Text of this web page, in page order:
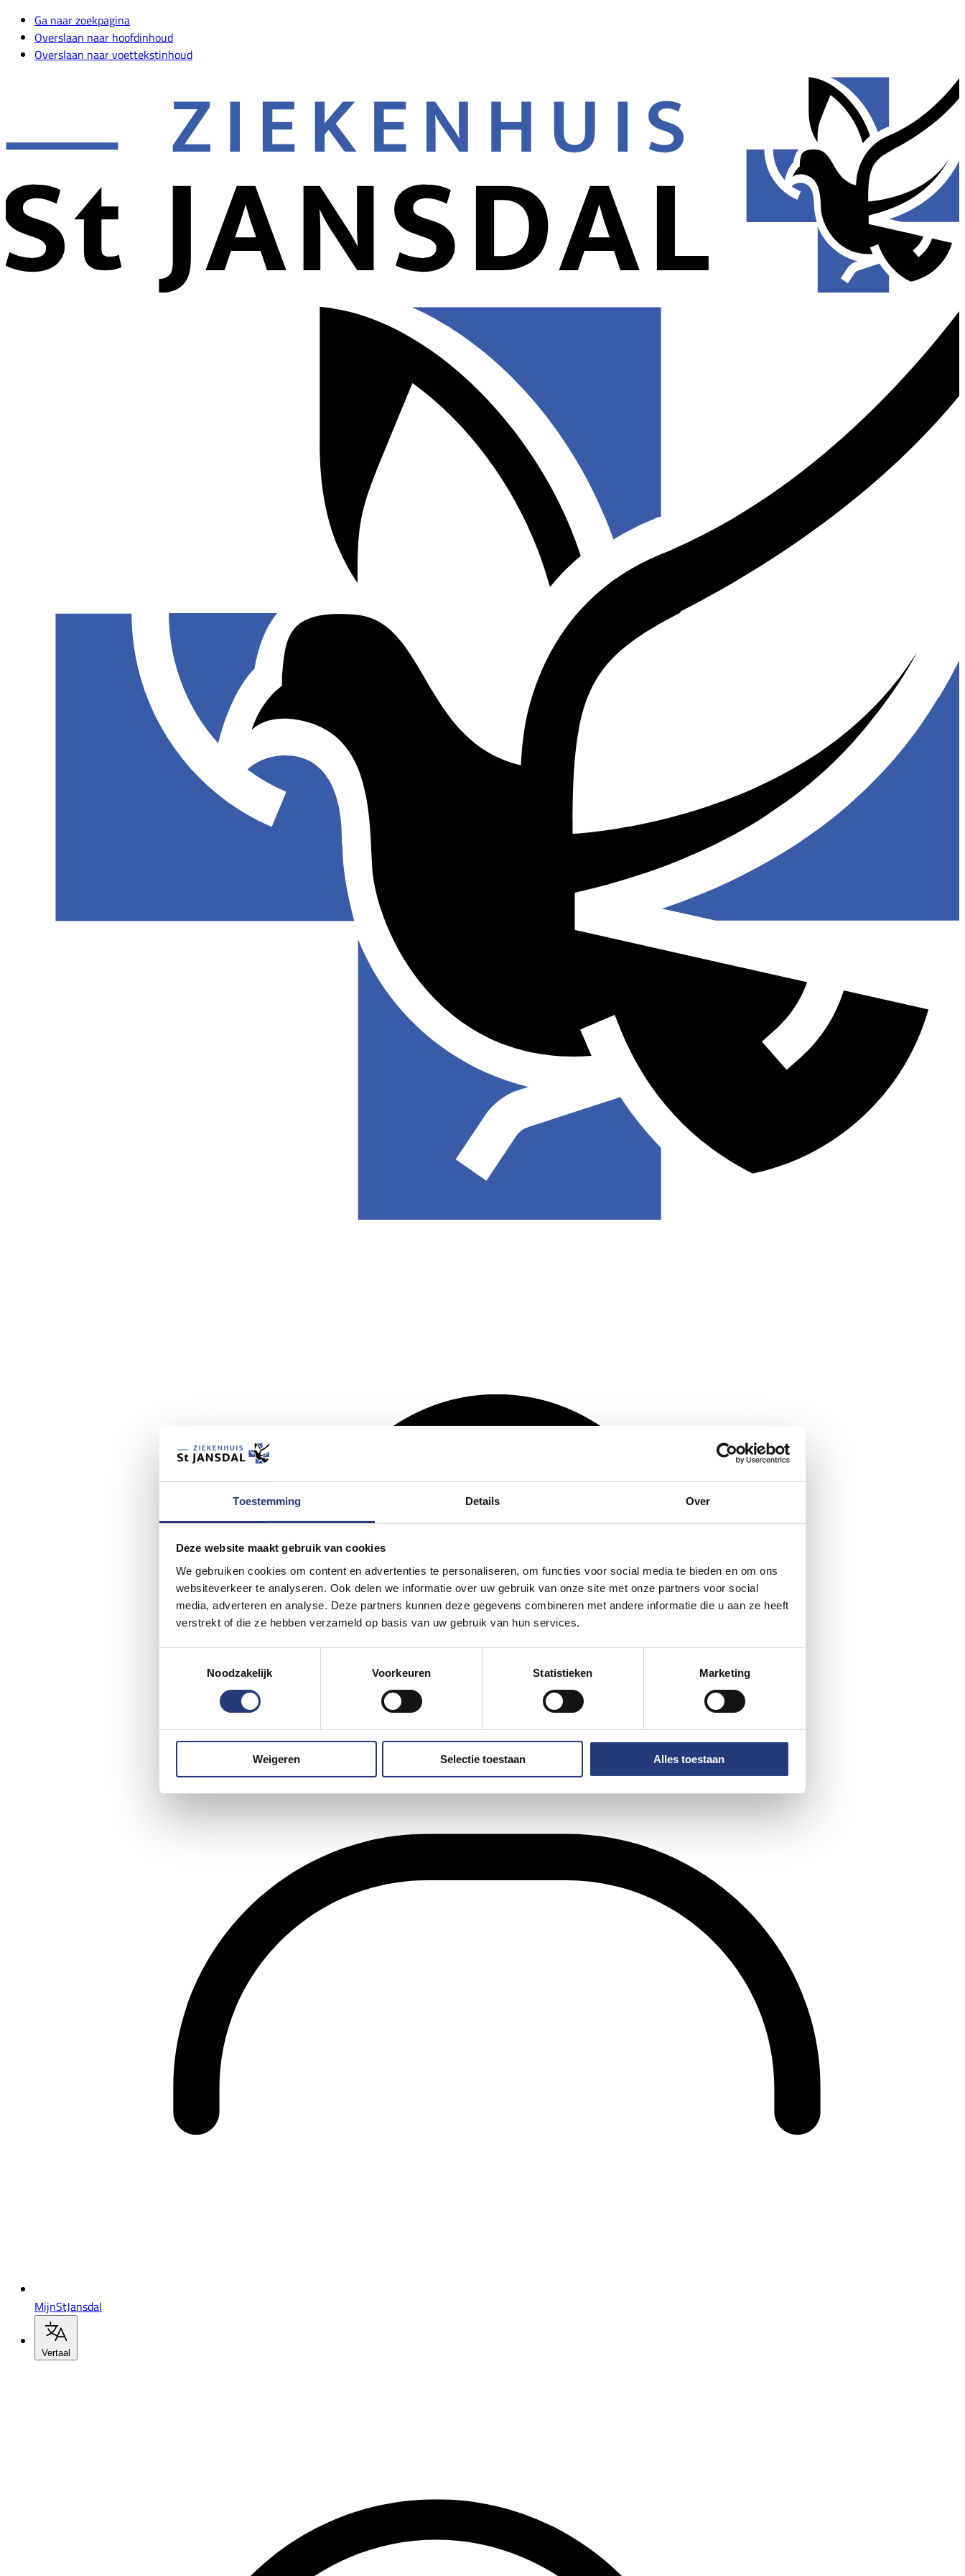
Toestemming Details Over
Deze website maakt gebruik van cookies
We gebruiken cookies om content en advertenties te personaliseren, om functies voor social media te bieden en om ons
websiteverkeer te analyseren. Ook delen we informatie over uw gebruik van onze site met onze partners voor social
media, adverteren en analyse. Deze partners kunnen deze gegevens combineren met andere informatie die u aan ze heeft
verstrekt of die ze hebben verzameld op basis van uw gebruik van hun services.
Noodzakelijk
Voorkeuren Statistieken Marketing
Weigeren Selectie toestaan Alles toestaan
Ga naar zoekpagina
Overslaan naar hoofdinhoud
Overslaan naar voettekstinhoud
MijnStJansdal
Vertaal